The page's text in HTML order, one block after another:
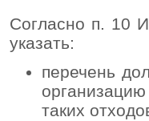
Согласно п. 10
указать:
перечень
таких